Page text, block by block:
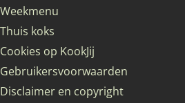
Weekmenu
Thuis koks
Cookies op KookJij
Gebruikersvoorwaarden
Disclaimer en copyright